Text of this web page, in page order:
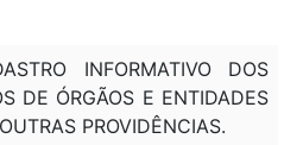
INFORMATIVO DOS
DE ÓRGÃOS E ENTIDADES
PROVIDÊNCIAS.